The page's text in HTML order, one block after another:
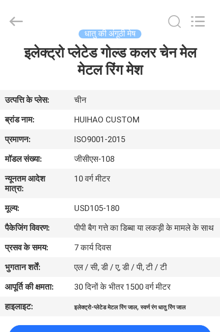
हमारे
बारे
कारखाने
दौरा
गुणवत्ता
नियंत्रण
संपर्क
Mesh
Product
धातु की अंगूठी मेष
इलेक्ट्रो प्लेटेड गोल्ड कलर चेन मेल
मेटल रिंग मेश
उत्पत्ति के प्लेस:
चीन
ब्रांड नाम:
HUIHAO CUSTOM
प्रमाणन:
ISO9001-2015
मॉडल संख्या:
जीसीएस-108
न्यूनतम आदेश
मात्रा:
10 वर्ग मीटर
मूल्य:
USD105-180
पैकेजिंग विवरण:
पीपी बैग गत्ते का डिब्बा या लकड़ी के मामले के साथ
प्रसव के समय:
7 कार्य दिवस
भुगतान शर्तें:
एल / सी, डी / ए, डी / पी, टी / टी
आपूर्ति की क्षमता:
30 दिनों के भीतर 1500 वर्ग मीटर
हाइलाइट:
इलेक्ट्रो-प्लेटेड मेटल रिंग जाल,स्वर्ण रंग धातु रिंग जाल